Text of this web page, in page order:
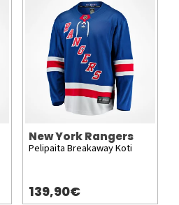
New York Rangers
Pelipaita Breakaway Koti
139,90€